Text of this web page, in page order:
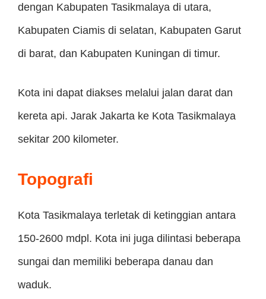
dengan Kabupaten Tasikmalaya di utara,
Kabupaten Ciamis di selatan, Kabupaten Garut
di barat, dan Kabupaten Kuningan di timur.
Kota ini dapat diakses melalui jalan darat dan
kereta api. Jarak Jakarta ke Kota Tasikmalaya
sekitar 200 kilometer.
Topografi
Kota Tasikmalaya terletak di ketinggian antara
150-2600 mdpl. Kota ini juga dilintasi beberapa
sungai dan memiliki beberapa danau dan
waduk.